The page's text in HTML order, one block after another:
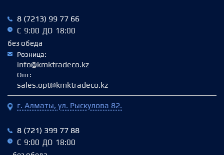
8 (7213) 99 77 66
С 9:00 ДО 18:00
без обеда
Розница:
info@kmktradeco.kz
Опт:
sales.opt@kmktradeco.kz
г. Алматы, ул. Рыскулова 82.
8 (721) 399 77 88
С 9:00 ДО 18:00